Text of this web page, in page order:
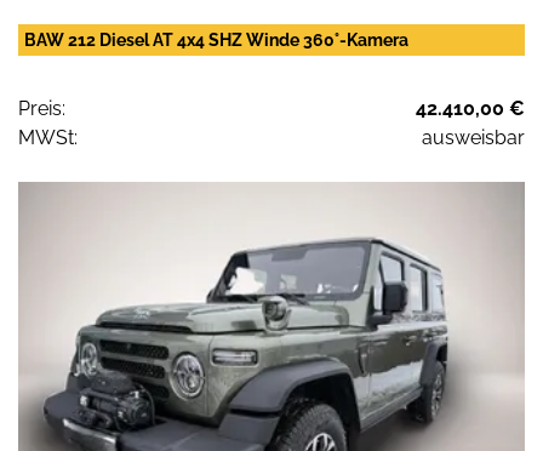
BAW 212 Diesel AT 4x4 SHZ Winde 360°-Kamera
Preis:
42.410,00 €
MWSt:
ausweisbar